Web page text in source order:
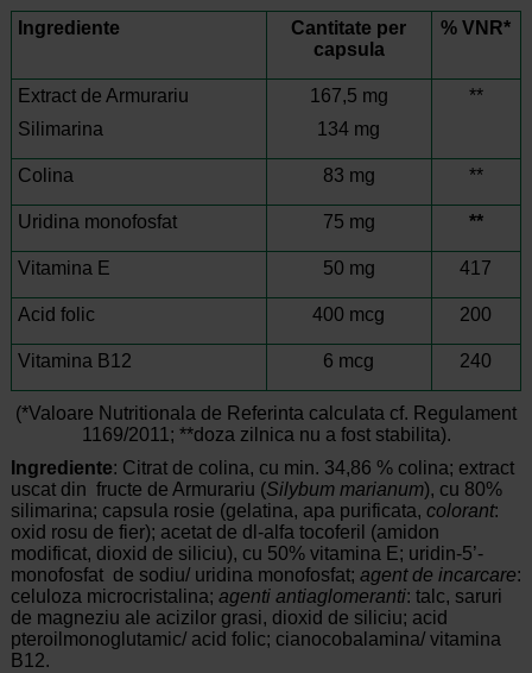
Ingrediente
Cantitate per
capsula
% VNR*
Extract de Armurariu
Silimarina
167,5 mg
134 mg
**
Colina 83 mg **
Uridina monofosfat 75 mg **
Vitamina E 50 mg 417
Acid folic 400 mcg 200
Vitamina B12 6 mcg 240
(*Valoare Nutritionala de Referinta calculata cf. Regulament
1169/2011; **doza zilnica nu a fost stabilita).
Ingrediente: Citrat de colina, cu min. 34,86 % colina; extract
uscat din fructe de Armurariu (Silybum marianum), cu 80%
silimarina; capsula rosie (gelatina, apa purificata, colorant:
oxid rosu de fier); acetat de dl-alfa tocoferil (amidon
modificat, dioxid de siliciu), cu 50% vitamina E; uridin-5’-
monofosfat de sodiu/ uridina monofosfat; agent de incarcare:
celuloza microcristalina; agenti antiaglomeranti: talc, saruri
de magneziu ale acizilor grasi, dioxid de siliciu; acid
pteroilmonoglutamic/ acid folic; cianocobalamina/ vitamina
B12.